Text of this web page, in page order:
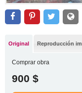
Original Reproducción
Comprar obra
900 $